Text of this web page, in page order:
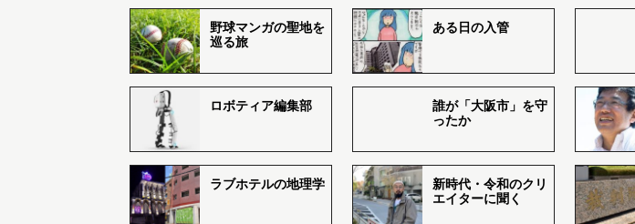
野球マンガの聖地を
巡る旅
ある日の入管
ロボティア編集部
誰が「大阪市」を守
ったか
ラブホテルの地理学
新時代・令和のクリ
エイターに聞く